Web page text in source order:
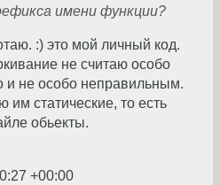
имени функции?
:) это мой личный код.
не считаю особо
и не особо неправильным.
им статические, то есть
обьекты.
+00:00